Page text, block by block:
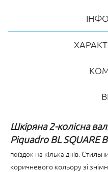
Шкіряна 2-колісна
Piquadro BL SQUARE
поїздок на кілька днів.
коричневого кольору зі